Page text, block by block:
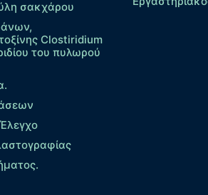
σακχάρου
Clostiridium
του πυλωρού